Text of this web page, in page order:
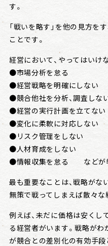
す。
「戦いを略す」を他の見方を
ことです。
経営において、やってはいけ
●市場分析を怠る
●経営戦略を明確にしない
●競合他社を分析、調査しな
●経営の実行計画を立てない
●変化に柔軟に対応しない
●リスク管理をしない
●人材育成をしない
●情報収集を怠る などが挙
最も重要なことは、戦略がな
無策で戦ってしまえば散々な
例えば、未だに価格は安くし
る経営者がいます。戦略がわ
が競合との差別化の有効手段